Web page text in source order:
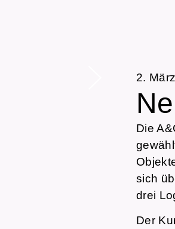
2.
Die
sich
drei
Der